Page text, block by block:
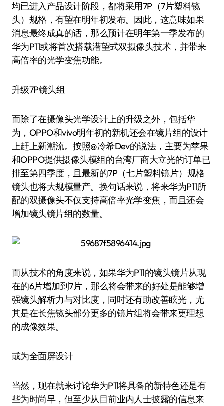
均已进入产品设计阶段，都将采用7P（7片塑料镜
头）规格，有望在明年初发布。因此，这意味如果
消息最终成真的话，那么预计在明年第一季发布的
华为P11或将首次搭载潜望式双摄像头技术，并带来
高倍率的光学变焦功能。
升级7P镜头组
而除了在摄像头光学设计上的升级之外，包括华
为，OPPO和vivo明年初的新机还会在镜片组的设计
上赶上新潮流。按照@冷希Dev的说法，主要为苹果
和OPPO提供摄像头模组的台湾厂商大立光的订单已
排至第四季度，且最新的7P（七片塑料镜片）规格
镜头也将大规模量产。换句话来说，将来华为P11所
配的双摄像头不仅支持高倍率光学变焦，而且还会
增加镜头镜片组的数量。
而从技术的角度来说，如果华为P11的镜头镜片从现
在的6片增加到7片，那么将会带来的好处是能够增
强镜头解析力与对比度，同时还有助改善眩光，尤
其是在长焦镜头部分更多的镜片组将会带来更理想
的成像效果。
或为全面屏设计
当然，现在就来讨论华为P11将具备的新特色还是有
些为时尚早，但至少从目前业内人士披露的信息来